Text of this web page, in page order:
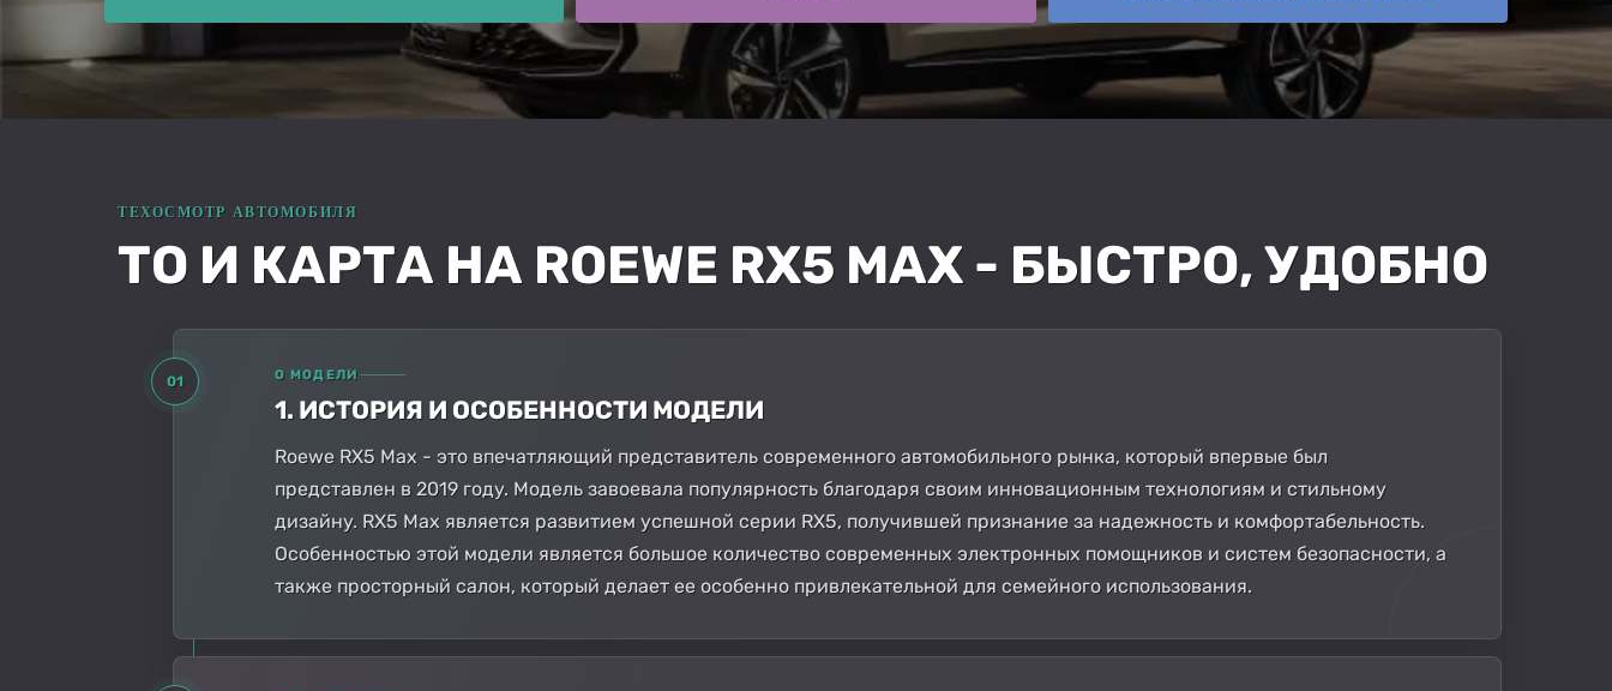
ТО И КАРТА НА ROEWE RX5 MAX - БЫСТРО, УДОБНО
01 О МОДЕЛИ
1. ИСТОРИЯ И ОСОБЕННОСТИ МОДЕЛИ
Roewe RX5 Max - это впечатляющий представитель современного автомобильного рынка, который впервые был
представлен в 2019 году. Модель завоевала популярность благодаря своим инновационным технологиям и стильному
дизайну. RX5 Max является развитием успешной серии RX5, получившей признание за надежность и комфортабельность.
Особенностью этой модели является большое количество современных электронных помощников и систем безопасности, а
также просторный салон, который делает ее особенно привлекательной для семейного использования.